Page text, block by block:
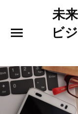
未
ビ